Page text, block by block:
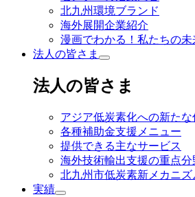
北九州環境ブランド
海外展開企業紹介
漫画でわかる！私たちの未
法人の皆さま
法人の皆さま
アジア低炭素化への新たな
各種補助金支援メニュー
提供できる主なサービス
海外技術輸出支援の重点分
北九州市低炭素新メカニズ
実績